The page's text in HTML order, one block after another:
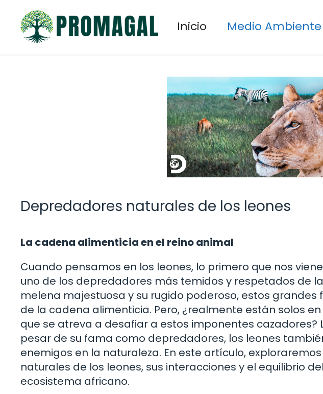
contenido
Inicio Medio Ambiente
Depredadores naturales de los leones
La cadena alimenticia en el reino animal
Cuando pensamos en los leones, lo primero que nos
uno de los depredadores más temidos y respetados de
melena majestuosa y su rugido poderoso, estos
de la cadena alimenticia. Pero, ¿realmente están solos
que se atreva a desafiar a estos imponentes cazadores?
pesar de su fama como depredadores, los leones
enemigos en la naturaleza. En este artículo,
naturales de los leones, sus interacciones y el equilibrio
ecosistema africano.